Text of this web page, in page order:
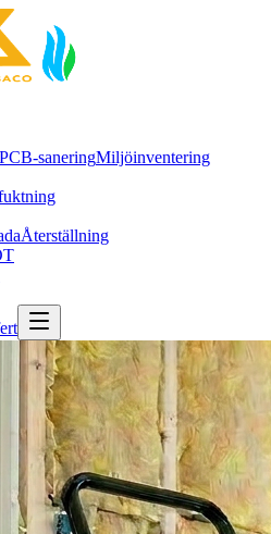
PCB-saneringMiljöinventering
Återställning